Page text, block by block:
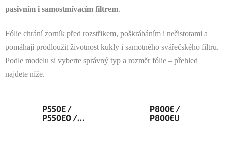
pasivním i samostmívacím filtrem.
Fólie chrání zorník před rozstřikem, poškrábáním i nečistotami a
pomáhají prodloužit životnost kukly i samotného svářečského filtru.
Podle modelu si vyberte správný typ a rozměr fólie – přehled
najdete níže.
P550E /
P550EO /
P800E /
P800EU